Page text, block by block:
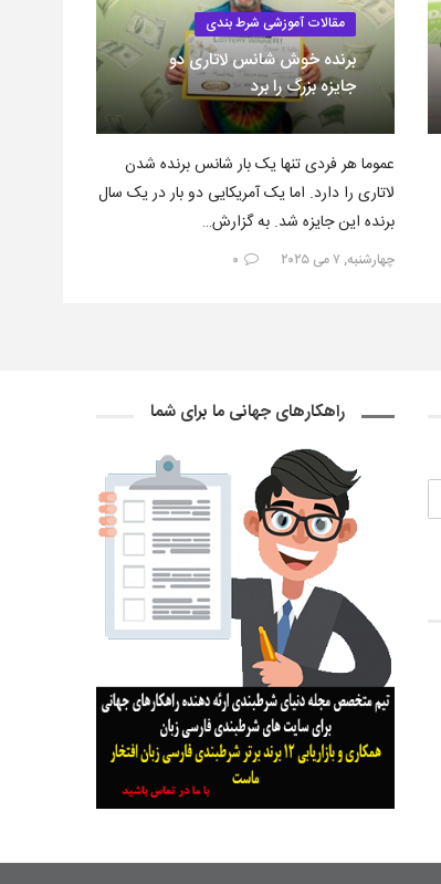
مقالات آموزشی شرط بندی
برنده خوش شانس لاتاری دو
جایزه بزرگ را برد
عموما هر فردی تنها یک بار شانس برنده شدن
لاتاری را دارد. اما یک آمریکایی دو بار در یک سال
برنده این جایزه شد. به گزارش…
چهارشنبه, ۷ می ۲۰۲۵ ۰
راهکارهای جهانی ما برای شما